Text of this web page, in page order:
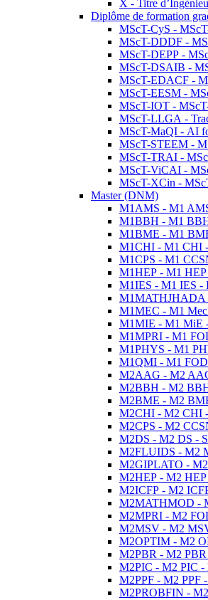
X - Titre
Diplôme de formation
MScT-CyS -
MScT-DDDF -
MScT-DEPP -
MScT-DSAIB -
MScT-EDACF -
MScT-EESM -
MScT-IOT -
MScT-LLGA -
MScT-MaQI - AI
MScT-STEEM -
MScT-TRAI -
MScT-ViCAI -
MScT-XCin -
Master (DNM)
M1AMS - M1
M1BBH - M1
M1BME - M1
M1CHI - M1 CHI -
M1CPS - M1
M1HEP - M1 HEP
M1IES - M1 IES -
M1MATHJHADA -
M1MEC - M1
M1MIE - M1 MiE
M1MPRI - M1
M1PHYS - M1
M1QMI - M1
M2AAG - M2
M2BBH - M2
M2BME - M2
M2CHI - M2 CHI -
M2CPS - M2
M2DS - M2 DS -
M2FLUIDS - M2
M2GIPLATO - M2
M2HEP - M2 HEP
M2ICFP - M2
M2MATHMOD -
M2MPRI - M2
M2MSV - M2
M2OPTIM - M2
M2PBR - M2 PBR
M2PIC - M2 PIC -
M2PPF - M2 PPF -
M2PROBFIN - M2